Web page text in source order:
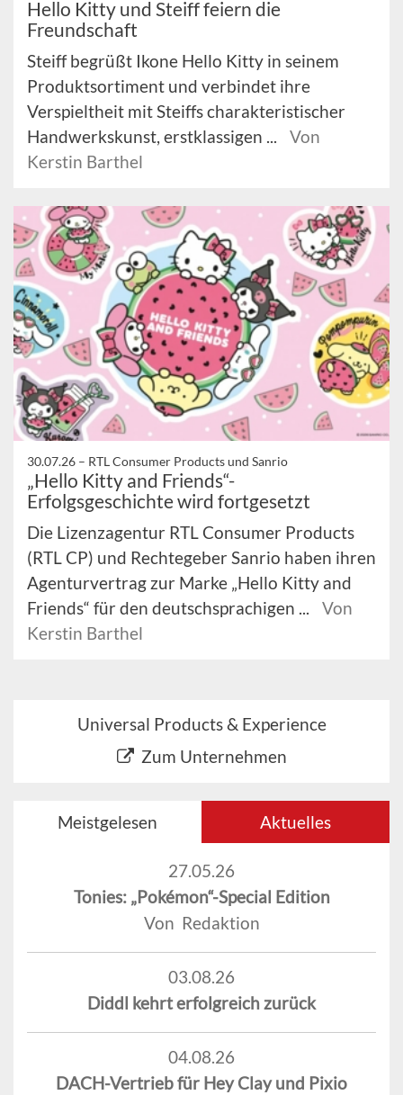
Hello Kitty und Steiff feiern die
Freundschaft
Steiff begrüßt Ikone Hello Kitty in seinem
Produktsortiment und verbindet ihre
Verspieltheit mit Steiffs charakteristischer
Handwerkskunst, erstklassigen ...
Von
Kerstin Barthel
30.07.26 – RTL Consumer Products und Sanrio
„Hello Kitty and Friends“-
Erfolgsgeschichte wird fortgesetzt
Die Lizenzagentur RTL Consumer Products
(RTL CP) und Rechtegeber Sanrio haben ihren
Agenturvertrag zur Marke „Hello Kitty and
Friends“ für den deutschsprachigen ...
Von
Kerstin Barthel
Universal Products & Experience
Zum Unternehmen
Meistgelesen Aktuelles
27.05.26
Tonies: „Pokémon“-Special Edition
Von Redaktion
03.08.26
Diddl kehrt erfolgreich zurück
04.08.26
DACH-Vertrieb für Hey Clay und Pixio